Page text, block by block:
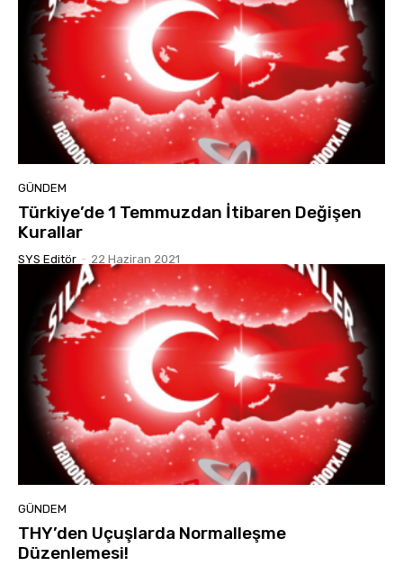
GÜNDEM
Türkiye’de 1 Temmuzdan İtibaren Değişen
Kurallar
SYS Editör - 22 Haziran 2021
GÜNDEM
THY’den Uçuşlarda Normalleşme
Düzenlemesi!